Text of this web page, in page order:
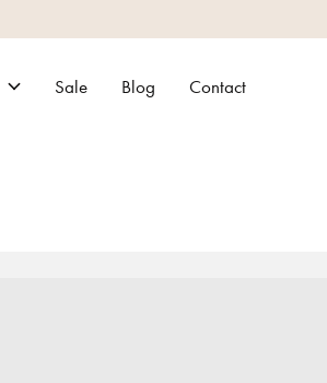
Sale Blog Contact